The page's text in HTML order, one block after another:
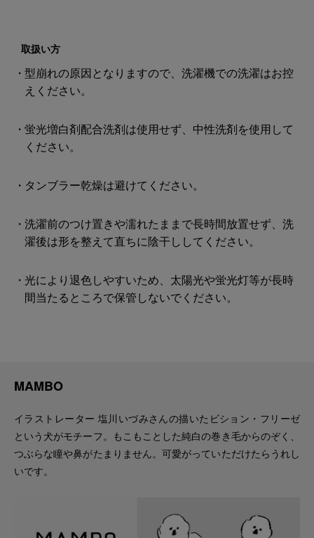
取扱い方
型崩れの原因となりますので、洗濯機での洗濯はお控
えください。
蛍光増白剤配合洗剤は使用せず、中性洗剤を使用して
ください。
タンブラー乾燥は避けてください。
洗濯前のつけ置きや濡れたままで長時間放置せず、洗
濯後は形を整えて直ちに陰干ししてください。
光により退色しやすいため、太陽光や蛍光灯等が長時
間当たるところで保管しないでください。
MAMBO
イラストレーター 塩川いづみさんの描いたビション・フリーゼ
という犬がモチーフ。もこもことした純白の巻き毛からのぞく、
つぶらな瞳や鼻がたまりません。可愛がっていただけたらうれし
いです。